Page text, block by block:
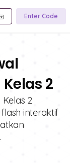
Enter Code
2
2
interaktif